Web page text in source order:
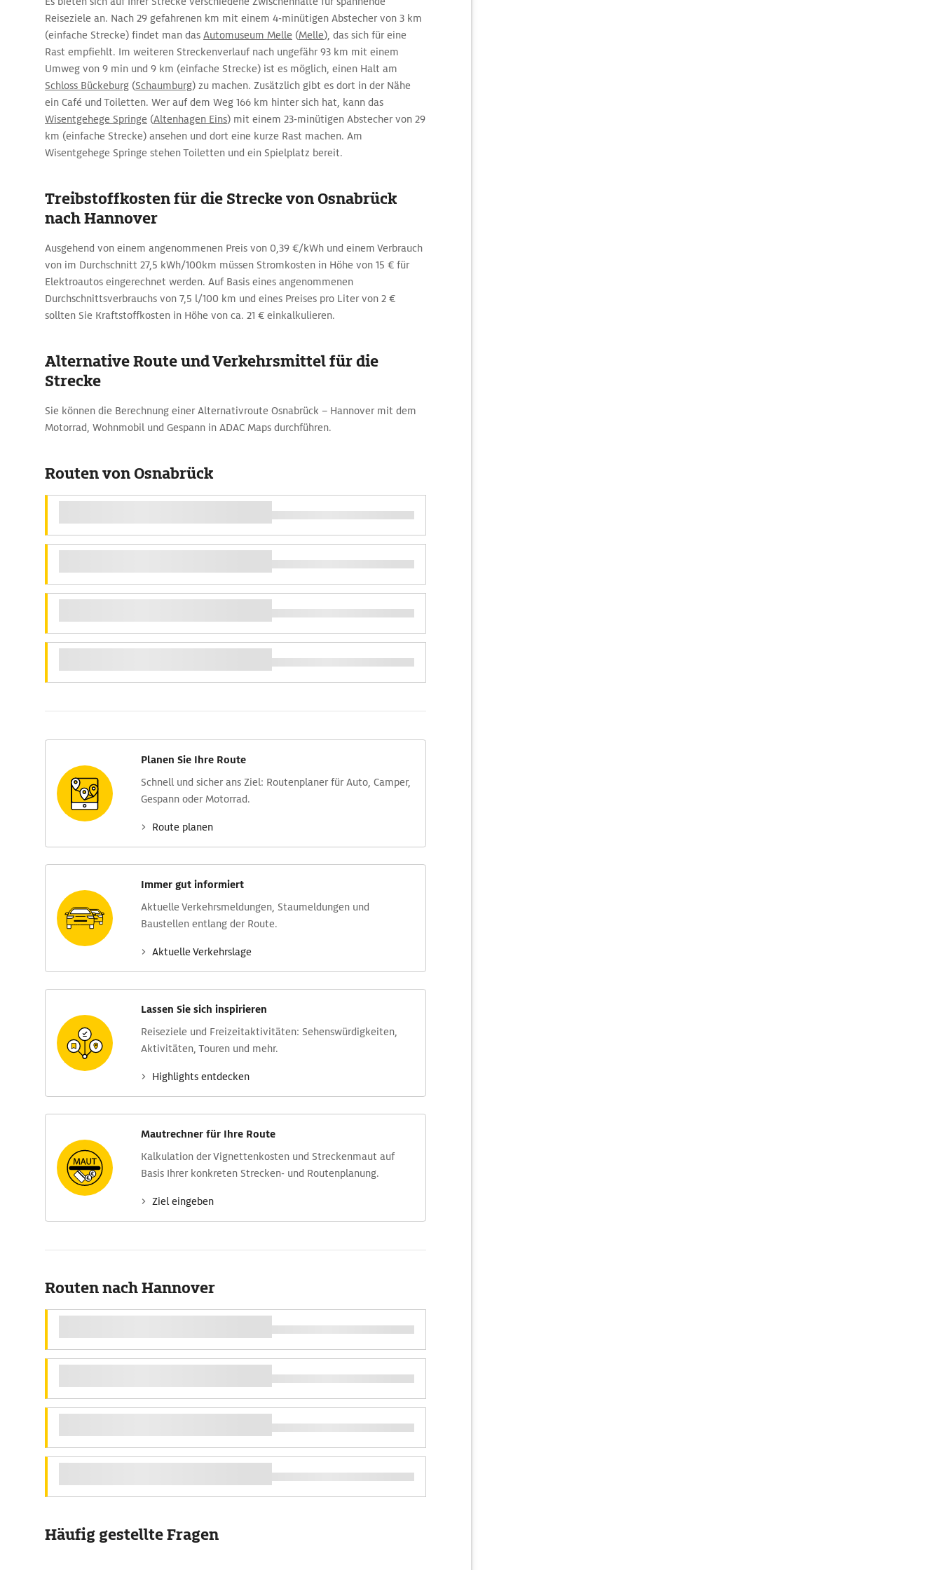
Reiseziele an. Nach 29 gefahrenen km mit einem 4-minütigen Abstecher von 3 km
(einfache Strecke) findet man das Automuseum Melle (Melle), das sich für eine
Rast empfiehlt. Im weiteren Streckenverlauf nach ungefähr 93 km mit einem
Umweg von 9 min und 9 km (einfache Strecke) ist es möglich, einen Halt am
Schloss Bückeburg (Schaumburg) zu machen. Zusätzlich gibt es dort in der Nähe
ein Café und Toiletten. Wer auf dem Weg 166 km hinter sich hat, kann das
Wisentgehege Springe (Altenhagen Eins) mit einem 23-minütigen Abstecher von 29
km (einfache Strecke) ansehen und dort eine kurze Rast machen. Am
Wisentgehege Springe stehen Toiletten und ein Spielplatz bereit.
Treibstoffkosten für die Strecke von Osnabrück
nach Hannover
Ausgehend von einem angenommenen Preis von 0,39 €/kWh und einem Verbrauch
von im Durchschnitt 27,5 kWh/100km müssen Stromkosten in Höhe von 15 € für
Elektroautos eingerechnet werden. Auf Basis eines angenommenen
Durchschnittsverbrauchs von 7,5 l/100 km und eines Preises pro Liter von 2 €
sollten Sie Kraftstoffkosten in Höhe von ca. 21 € einkalkulieren.
Alternative Route und Verkehrsmittel für die
Strecke
Sie können die Berechnung einer Alternativroute Osnabrück – Hannover mit dem
Motorrad, Wohnmobil und Gespann in ADAC Maps durchführen.
Routen von Osnabrück
Planen Sie Ihre Route
Schnell und sicher ans Ziel: Routen­planer für Auto, Camper,
Gespann oder Motorrad.
Route planen
Immer gut informiert
Aktuelle Verkehrs­meldungen, Stau­meldungen und
Baustellen entlang der Route.
Aktuelle Verkehrs­lage
Lassen Sie sich inspirieren
Reise­ziele und Freizeit­aktivitäten: Sehens­würdig­keiten,
Aktivitäten, Touren und mehr.
Highlights entdecken
Mautrechner für Ihre Route
Kalkulation der Vignettenkosten und Streckenmaut auf
Basis Ihrer konkreten Strecken- und Routenplanung.
Ziel eingeben
Routen nach Hannover
Häufig gestellte Fragen